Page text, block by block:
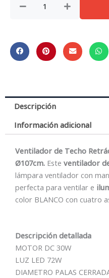
ventilador
Creta
72w
cantidad
Descripción
Información adicional
Ventilador de Techo
Ø107cm. Este ventilador
lámpara ventilador con
perfecta para ventilar e
color BLANCO con cuatro
Descripción detallada
MOTOR DC 30W
LUZ LED 72W
DIAMETRO PALAS